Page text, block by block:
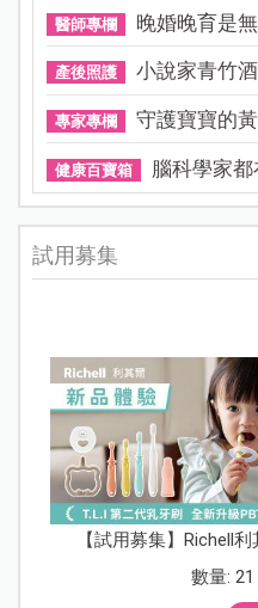
醫師專欄 晚婚晚育是
產後照護 小說家青竹
專家專欄 守護寶寶的
健康百寶箱 腦科學家
試用募集
【試用募集】Richell
數量: